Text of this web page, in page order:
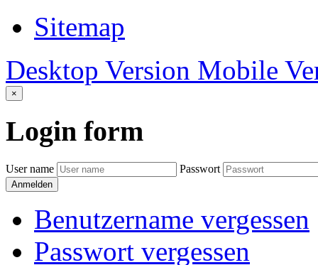
Sitemap
Desktop Version Mobile
×
Login form
User name Passwort
Anmelden
Benutzername vergessen
Passwort vergessen